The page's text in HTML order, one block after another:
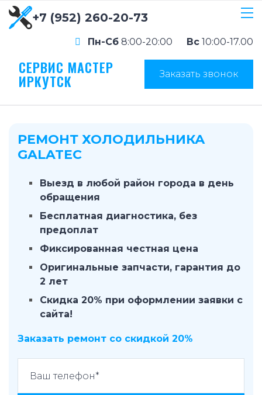
+7 (952) 260-20-73
Пн-Сб 8:00-20:00 Вс 10:00-17.00
СЕРВИС МАСТЕР
ИРКУТСК Заказать звонок
РЕМОНТ ХОЛОДИЛЬНИКА
GALATEC
Выезд в любой район города в день
обращения
Бесплатная диагностика, без
предоплат
Фиксированная честная цена
Оригинальные запчасти, гарантия до
2 лет
Скидка 20% при оформлении заявки с
сайта!
Заказать ремонт со скидкой 20%